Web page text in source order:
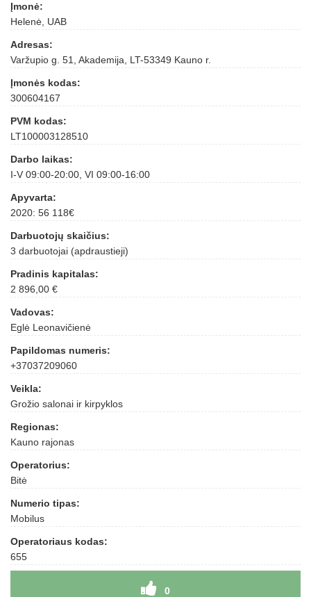
Įmonė:
Helenė, UAB
Adresas:
Varžupio g. 51, Akademija, LT-53349 Kauno r.
Įmonės kodas:
300604167
PVM kodas:
LT100003128510
Darbo laikas:
I-V 09:00-20:00, VI 09:00-16:00
Apyvarta:
2020: 56 118€
Darbuotojų skaičius:
3 darbuotojai (apdraustieji)
Pradinis kapitalas:
2 896,00 €
Vadovas:
Eglė Leonavičienė
Papildomas numeris:
+37037209060
Veikla:
Grožio salonai ir kirpyklos
Regionas:
Kauno rajonas
Operatorius:
Bitė
Numerio tipas:
Mobilus
Operatoriaus kodas:
655
0